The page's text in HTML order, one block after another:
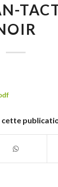
cette